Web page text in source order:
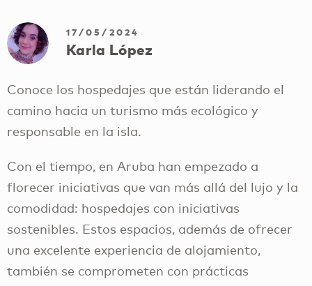
17/05/2024
Karla López
Conoce los hospedajes que están liderando el
camino hacia un turismo más ecológico y
responsable en la isla.
Con el tiempo, en Aruba han empezado a
florecer iniciativas que van más allá del lujo y la
comodidad: hospedajes con iniciativas
sostenibles. Estos espacios, además de ofrecer
una excelente experiencia de alojamiento,
también se comprometen con prácticas